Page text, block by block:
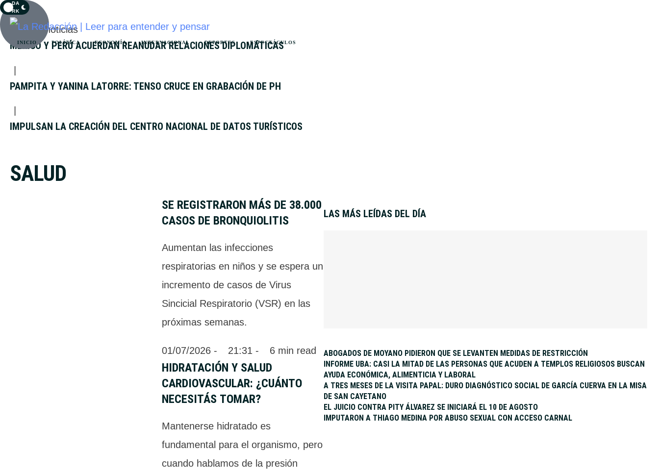
DA
RK
INICIO POLÍTICA ECONOMÍA INTERNACIONAL DEPORTES ESPECTÁCULOS
Últimas noticias
MÉXICO Y PERÚ ACUERDAN REANUDAR RELACIONES DIPLOMÁTICAS
PAMPITA Y YANINA LATORRE: TENSO CRUCE EN GRABACIÓN DE PH
IMPULSAN LA CREACIÓN DEL CENTRO NACIONAL DE DATOS TURÍSTICOS
SALUD
SE REGISTRARON MÁS DE 38.000
CASOS DE BRONQUIOLITIS
Aumentan las infecciones
respiratorias en niños y se espera un
incremento de casos de Virus
Sincicial Respiratorio (VSR) en las
próximas semanas.
01/07/2026 - 21:31 - 6 min read
HIDRATACIÓN Y SALUD
CARDIOVASCULAR: ¿CUÁNTO
NECESITÁS TOMAR?
Mantenerse hidratado es
fundamental para el organismo, pero
cuando hablamos de la presión
LAS MÁS LEÍDAS DEL DÍA
ABOGADOS DE MOYANO PIDIERON QUE SE LEVANTEN MEDIDAS DE RESTRICCIÓN
INFORME UBA: CASI LA MITAD DE LAS PERSONAS QUE ACUDEN A TEMPLOS RELIGIOSOS BUSCAN
AYUDA ECONÓMICA, ALIMENTICIA Y LABORAL
A TRES MESES DE LA VISITA PAPAL: DURO DIAGNÓSTICO SOCIAL DE GARCÍA CUERVA EN LA MISA
DE SAN CAYETANO
EL JUICIO CONTRA PITY ÁLVAREZ SE INICIARÁ EL 10 DE AGOSTO
IMPUTARON A THIAGO MEDINA POR ABUSO SEXUAL CON ACCESO CARNAL